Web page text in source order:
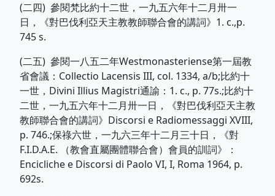
(二四) 參閱梵比約十二世，一九五六年十二月卅一
日，《對巴伐利亞天主教教師聯合會的講詞》1. c.,p.
745 s.
(二五) 參閱一八五二年Westmonasteriense第一屆教
省會議：Collectio Lacensis III, col. 1334, a/b;比約十
一世，Divini Illius Magistri通諭：1. c., p. 77s.;比約十
二世，一九五六年十二月卅一日，《對巴伐利亞天主教
教師聯合會的講詞》Discorsi e Radiomessaggi XVIII,
p. 746.;保祿六世，一九六三年十二月三十日，《對
F.I.D.A.E. （教會直屬團體聯合會）會員的訓詞》：
Encicliche e Discorsi di Paolo VI, I, Roma 1964, p.
692s.